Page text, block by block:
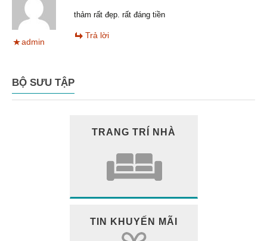
admin
thảm rất đẹp. rất đáng tiền
Trả lời
BỘ SƯU TẬP
TRANG TRÍ NHÀ
TIN KHUYẾN MÃI